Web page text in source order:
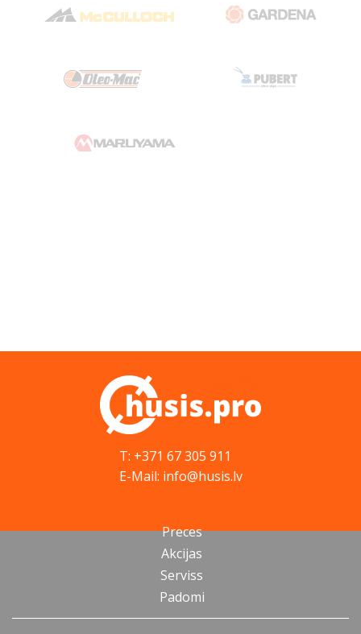
T: +371 67 305 911
E-Mail: info@husis.lv
Preces
Akcijas
Serviss
Padomi